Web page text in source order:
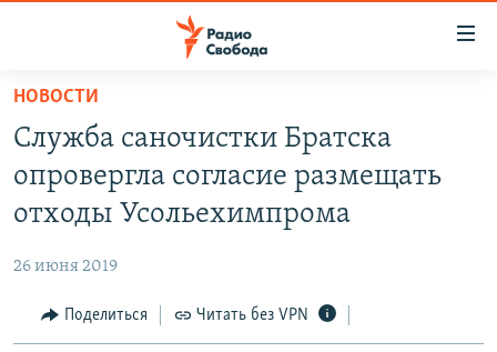
упрощенного
доступа
основному
Вернутся
ПРОГРАММЫ
ПОДКАСТЫ
АВТОРСКИЕ ПРОЕКТЫ
МНЕНИЯ
КУЛЬТУРА
НОВОСТИ
Служба саночистки Братска
опровергла согласие размещать
отходы Усольехимпрома
26 июня 2019
Поделиться Читать без VPN